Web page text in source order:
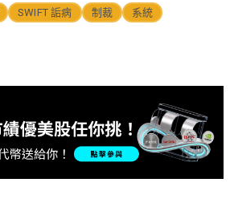
SWIFT 詬病 制裁
系統